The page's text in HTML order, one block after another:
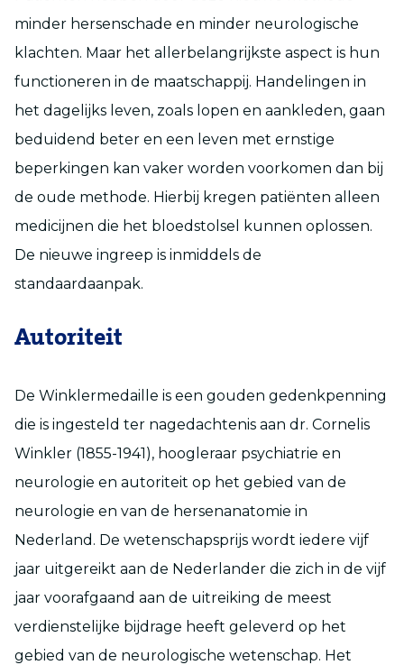
minder hersenschade en minder neurologische
klachten. Maar het allerbelangrijkste aspect is hun
functioneren in de maatschappij. Handelingen in
het dagelijks leven, zoals lopen en aankleden, gaan
beduidend beter en een leven met ernstige
beperkingen kan vaker worden voorkomen dan bij
de oude methode. Hierbij kregen patiënten alleen
medicijnen die het bloedstolsel kunnen oplossen.
De nieuwe ingreep is inmiddels de
standaardaanpak.
Autoriteit
De Winklermedaille is een gouden gedenkpenning
die is ingesteld ter nagedachtenis aan dr. Cornelis
Winkler (1855-1941), hoogleraar psychiatrie en
neurologie en autoriteit op het gebied van de
neurologie en van de hersenanatomie in
Nederland. De wetenschapsprijs wordt iedere vijf
jaar uitgereikt aan de Nederlander die zich in de vijf
jaar voorafgaand aan de uitreiking de meest
verdienstelijke bijdrage heeft geleverd op het
gebied van de neurologische wetenschap. Het